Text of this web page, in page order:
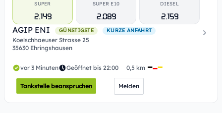
SUPER
2.149
SUPER E10
2.089
DIESEL
2.159
AGIP ENI
GÜNSTIGSTE KURZE ANFAHRT
Koelschhaeuser Strasse 25
35630 Ehringshausen
vor 3 Minuten Geöffnet bis 22:00 0,5 km
Tankstelle beanspruchen Melden